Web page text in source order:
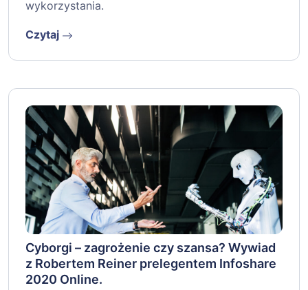
wykorzystania.
Czytaj
Cyborgi – zagrożenie czy szansa? Wywiad
z Robertem Reiner prelegentem Infoshare
2020 Online.